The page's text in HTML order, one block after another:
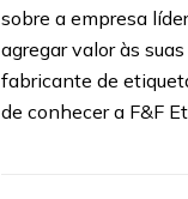
sobre a empresa
agregar valor às
fabricante de
de conhecer a F&F